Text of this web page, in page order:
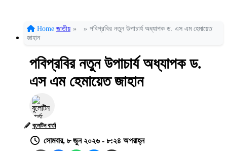
Home জাতীয় » » পবিপ্রবির নতুন উপাচার্য অধ্যাপক ড. এস এম হেমায়েত
জাহান
পবিপ্রবির নতুন উপাচার্য অধ্যাপক ড.
এস এম হেমায়েত জাহান
বুলেটিন বার্তা
সোমবার, ৮ জুন ২০২৬ - ৮:২৪ অপরাহ্ন